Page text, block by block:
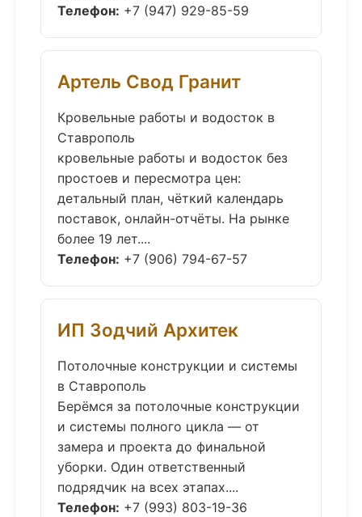
Телефон: +7 (947) 929-85-59
Артель Свод Гранит
Кровельные работы и водосток в
Ставрополь
кровельные работы и водосток без
простоев и пересмотра цен:
детальный план, чёткий календарь
поставок, онлайн-отчёты. На рынке
более 19 лет....
Телефон: +7 (906) 794-67-57
ИП Зодчий Архитек
Потолочные конструкции и системы
в Ставрополь
Берёмся за потолочные конструкции
и системы полного цикла — от
замера и проекта до финальной
уборки. Один ответственный
подрядчик на всех этапах....
Телефон: +7 (993) 803-19-36